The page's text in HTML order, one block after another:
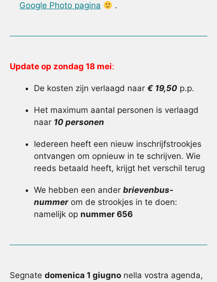
Google Photo pagina
.
Update op zondag 18 mei:
De kosten zijn verlaagd naar € 19,50 p.p.
Het maximum aantal personen is verlaagd
naar 10 personen
Iedereen heeft een nieuw inschrijfstrookjes
ontvangen om opnieuw in te schrijven. Wie
reeds betaald heeft, krijgt het verschil terug
We hebben een ander brievenbus-
nummerom de strookjes in te doen:
namelijk op nummer 656
Segnate domenica 1 giugno nella vostra agenda,